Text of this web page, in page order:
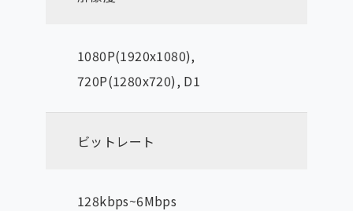
1080P(1920x1080),
720P(1280x720), D1
ビットレート
128kbps~6Mbps